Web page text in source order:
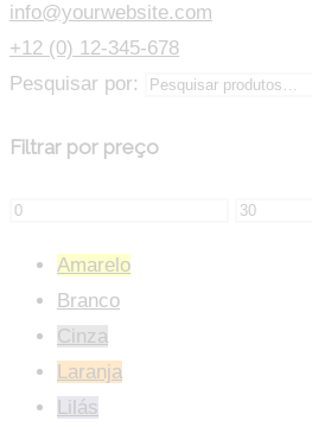
info@yourwebsite.com
+12 (0) 12-345-678
Pesquisar por:
Filtrar por preço
Amarelo
Branco
Cinza
Laranja
Lilás